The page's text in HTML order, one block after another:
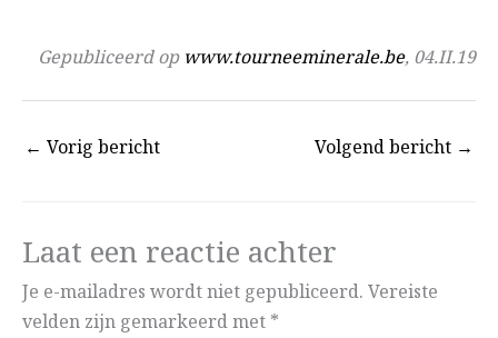
Gepubliceerd op www.tourneeminerale.be, 04.II.19
← Vorig bericht Volgend bericht →
Laat een reactie achter
Je e-mailadres wordt niet gepubliceerd. Vereiste
velden zijn gemarkeerd met *